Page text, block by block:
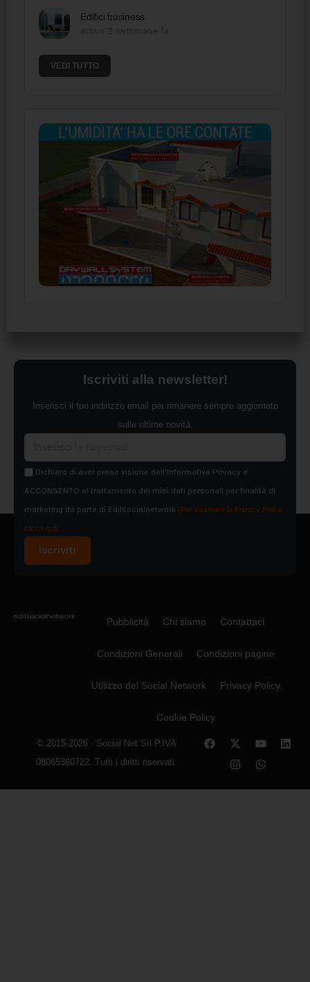
Edifici business
VEDI TUTTO
Iscriviti alla newsletter!
Inserisci il tuo indirizzo email per rimanere sempre aggiornato
sulle ultime novità.
Dichiaro di aver preso visione dell'Informativa Privacy e
ACCONSENTO al trattamento dei miei dati personali per finalità di
marketing da parte di Edilsocialnetwork (Per visionare la Privacy Policy
clicca qui).
Iscriviti
Pubblicità Chi siamo Contattaci
Condizioni Generali Condizioni pagine
Utilizzo del Social Network Privacy Policy
Cookie Policy
© 2015-2026 - Social Net Srl P.IVA
08065360722. Tutti i diritti riservati.